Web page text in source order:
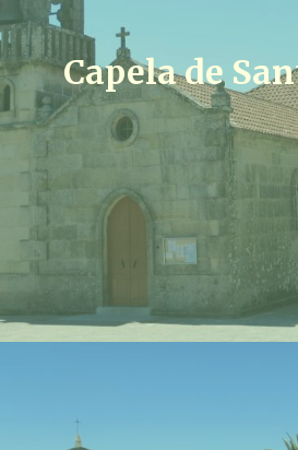
Capela de